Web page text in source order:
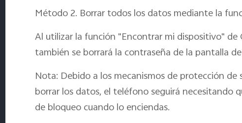
Método 2. Borrar todos los datos mediante la
Al utilizar la función "Encontrar mi dispositivo"
también se borrará la contraseña de la pantalla
Nota: Debido a los mecanismos de protección de
borrar los datos, el teléfono seguirá necesitando
de bloqueo cuando lo enciendas.